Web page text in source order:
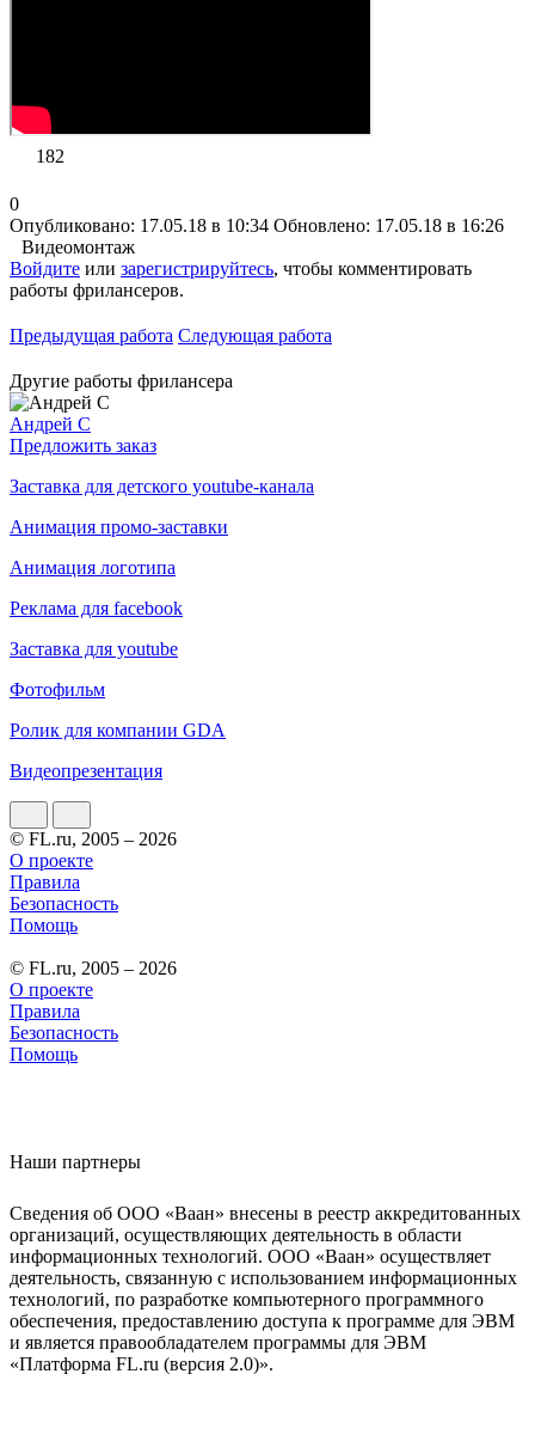
182
0
Опубликовано: 17.05.18 в 10:34 Обновлено: 17.05.18 в 16:26
Видеомонтаж
Войдите или зарегистрируйтесь, чтобы комментировать
работы фрилансеров.
Предыдущая работа Следующая работа
Другие работы фрилансера
Андрей C
Предложить заказ
Заставка для детского youtube-канала
Анимация промо-заставки
Анимация логотипа
Реклама для facebook
Заставка для youtube
Фотофильм
Ролик для компании GDA
Видеопрезентация
© FL.ru, 2005 – 2026
О проекте
Правила
Безопасность
Помощь
© FL.ru, 2005 – 2026
О проекте
Правила
Безопасность
Помощь
Наши партнеры
Сведения об ООО «Ваан» внесены в реестр аккредитованных
организаций, осуществляющих деятельность в области
информационных технологий. ООО «Ваан» осуществляет
деятельность, связанную с использованием информационных
технологий, по разработке компьютерного программного
обеспечения, предоставлению доступа к программе для ЭВМ
и является правообладателем программы для ЭВМ
«Платформа FL.ru (версия 2.0)».